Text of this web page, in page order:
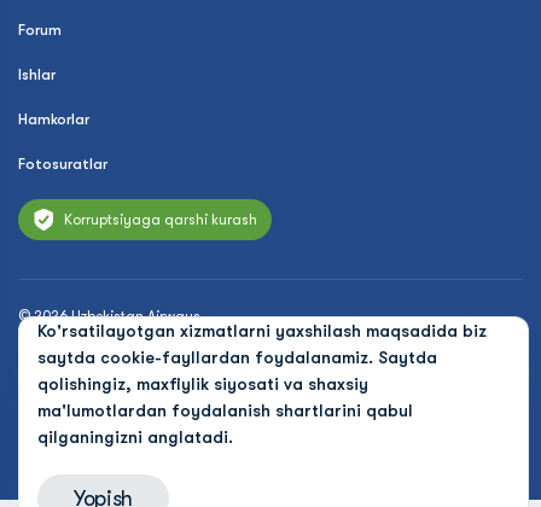
Ko'rsatilayotgan xizmatlarni yaxshilash maqsadida biz
saytda cookie-fayllardan foydalanamiz. Saytda
qolishingiz, maxfiylik siyosati va shaxsiy
ma'lumotlardan foydalanish shartlarini qabul
qilganingizni anglatadi.
Yopish
Forum
Ishlar
Hamkorlar
Fotosuratlar
Korruptsiyaga qarshi kurash
© 2026 Uzbekistan Airways
Maxfiylik siyosati
Ommaviy oferta
Cookies